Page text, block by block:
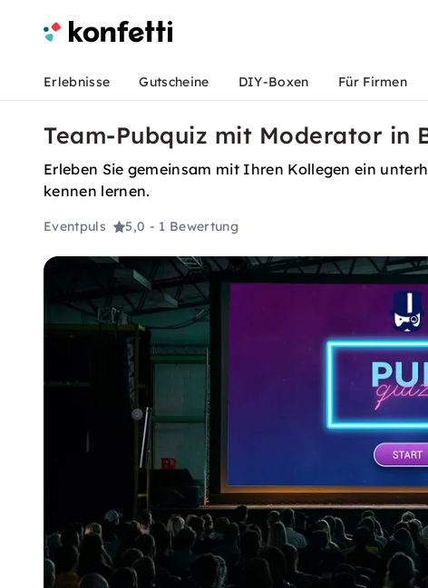
Erlebnisse Gutscheine DIY-Boxen Für Firmen
Team-Pubquiz mit Moderator in
Erleben Sie gemeinsam mit Ihren Kollegen ein
kennen lernen.
Eventpuls 5,0 - 1 Bewertung